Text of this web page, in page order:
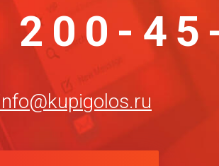
200-